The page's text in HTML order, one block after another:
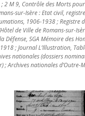
2 M 9, Contrôle des Morts
sur-Isère : Etat civil,
1906-1938 ;
de Ville de Romans-sur-
Défense, SGA Mémoire des
; Journal L’Illustration,
nationales (dossiers
; Archives nationales